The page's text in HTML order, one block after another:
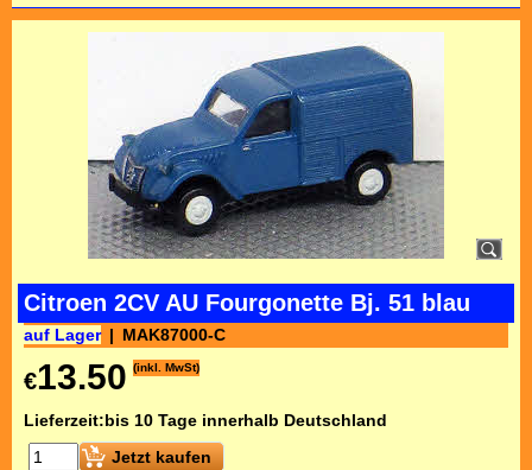
Citroen 2CV AU Fourgonette Bj. 51 blau
auf Lager MAK87000-C
€13.50 (inkl. MwSt)
Lieferzeit:bis 10 Tage innerhalb Deutschland
Jetzt kaufen